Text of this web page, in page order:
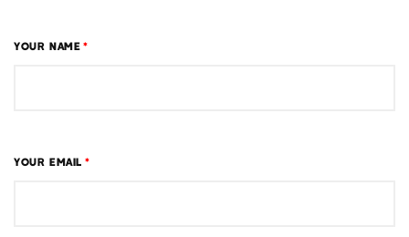
YOUR NAME *
YOUR EMAIL *